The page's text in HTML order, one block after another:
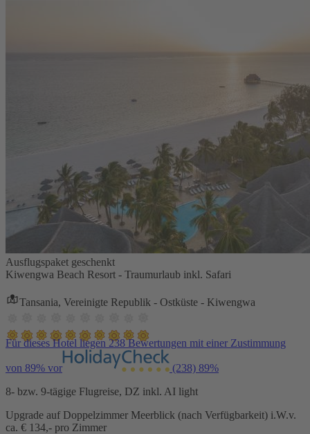
Ausflugspaket geschenkt
Kiwengwa Beach Resort - Traumurlaub inkl. Safari
Tansania, Vereinigte Republik - Ostküste - Kiwengwa
Für dieses Hotel liegen 238 Bewertungen mit einer Zustimmung
von 89% vor (238) 89%
8- bzw. 9-tägige Flugreise, DZ inkl. AI light
Upgrade auf Doppelzimmer Meerblick (nach Verfügbarkeit) i.W.v.
ca. € 134,- pro Zimmer